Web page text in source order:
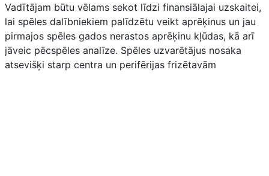
Vadītājam būtu vēlams sekot līdzi finansiālajai uzskaitei,
lai spēles dalībniekiem palīdzētu veikt aprēķinus un jau
pirmajos spēles gados nerastos aprēķinu kļūdas, kā arī
jāveic pēcspēles analīze. Spēles uzvarētājus nosaka
atsevišķi starp centra un perifērijas frizētavām